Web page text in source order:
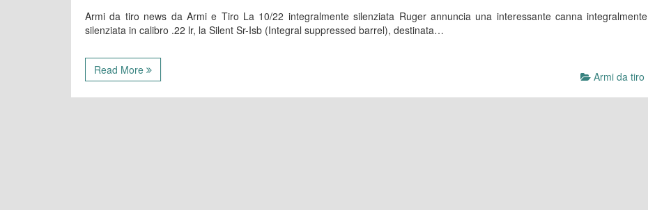
Armi da tiro news da Armi e Tiro La 10/22 integralmente silenziata Ruger annuncia una interessante canna integralmente
silenziata in calibro .22 lr, la Silent Sr-Isb (Integral suppressed barrel), destinata…
Read More Armi da tiro